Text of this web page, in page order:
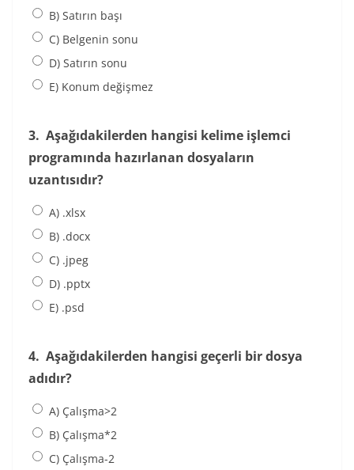
B) Satırın başı
C) Belgenin sonu
D) Satırın sonu
E) Konum değişmez
3. Aşağıdakilerden hangisi kelime işlemci
programında hazırlanan dosyaların
uzantısıdır?
A) .xlsx
B) .docx
C) .jpeg
D) .pptx
E) .psd
4. Aşağıdakilerden hangisi geçerli bir dosya
adıdır?
A) Çalışma>2
B) Çalışma*2
C) Çalışma-2